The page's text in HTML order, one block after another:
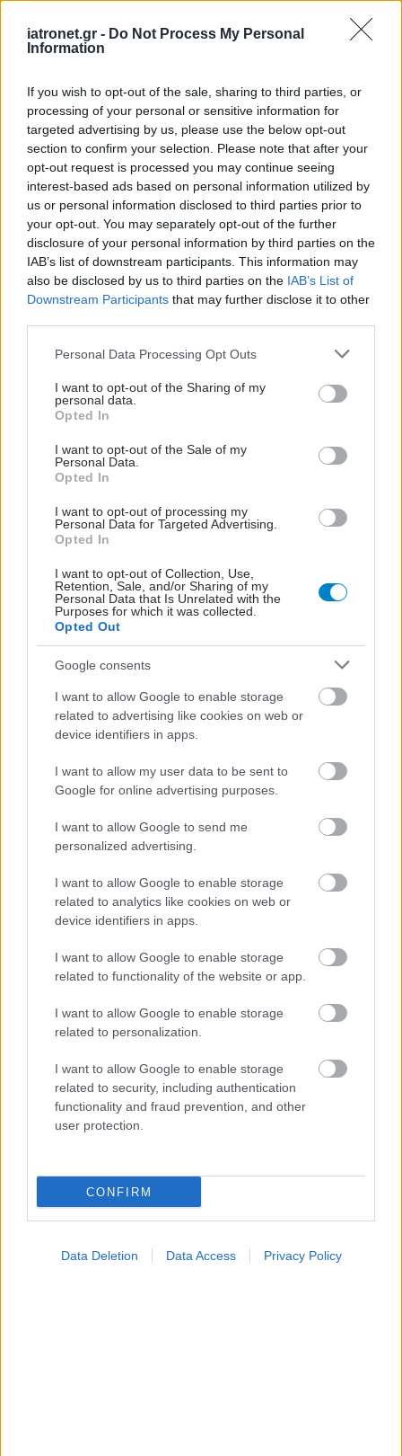
iatronet.gr - Do Not Process My Personal
Information
If you wish to opt-out of the sale, sharing to third parties, or
processing of your personal or sensitive information for
targeted advertising by us, please use the below opt-out
section to confirm your selection. Please note that after your
opt-out request is processed you may continue seeing
interest-based ads based on personal information utilized by
us or personal information disclosed to third parties prior to
your opt-out. You may separately opt-out of the further
disclosure of your personal information by third parties on the
IAB’s list of downstream participants. This information may
also be disclosed by us to third parties on the IAB’s List of
Downstream Participants that may further disclose it to other
Please note that this website/app uses one or more Google
not limited to your visit or usage behaviour. You may click to
grant or deny consent to Google and its third-party tags to
use your data for below specified purposes in below Google
consent section.
Personal Data Processing Opt Outs
I want to opt-out of the Sharing of my
personal data.
Opted In
I want to opt-out of the Sale of my
Personal Data.
Opted In
I want to opt-out of processing my
Personal Data for Targeted Advertising.
Opted In
I want to opt-out of Collection, Use,
Retention, Sale, and/or Sharing of my
Personal Data that Is Unrelated with the
Purposes for which it was collected.
Opted Out
Google consents
I want to allow Google to enable storage
related to advertising like cookies on web or
device identifiers in apps.
I want to allow my user data to be sent to
Google for online advertising purposes.
I want to allow Google to send me
personalized advertising.
I want to allow Google to enable storage
related to analytics like cookies on web or
device identifiers in apps.
I want to allow Google to enable storage
related to functionality of the website or app.
I want to allow Google to enable storage
related to personalization.
I want to allow Google to enable storage
related to security, including authentication
functionality and fraud prevention, and other
user protection.
CONFIRM
Data Deletion Data Access Privacy Policy